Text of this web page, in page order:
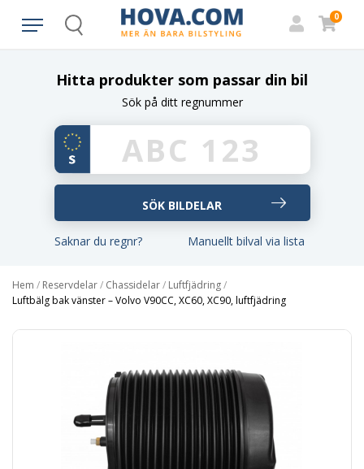
Search
0
Hitta produkter som passar din bil
Sök på ditt regnummer
Saknar du regnr? Manuellt bilval via lista
Hem / Reservdelar/ Chassidelar/ Luftfjädring/
Luftbälg bak vänster – Volvo V90CC, XC60, XC90, luftfjädring